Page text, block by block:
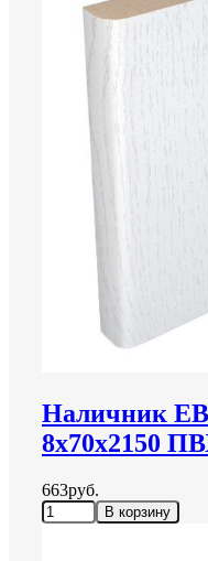
Наличник
8х70х2150
663руб.